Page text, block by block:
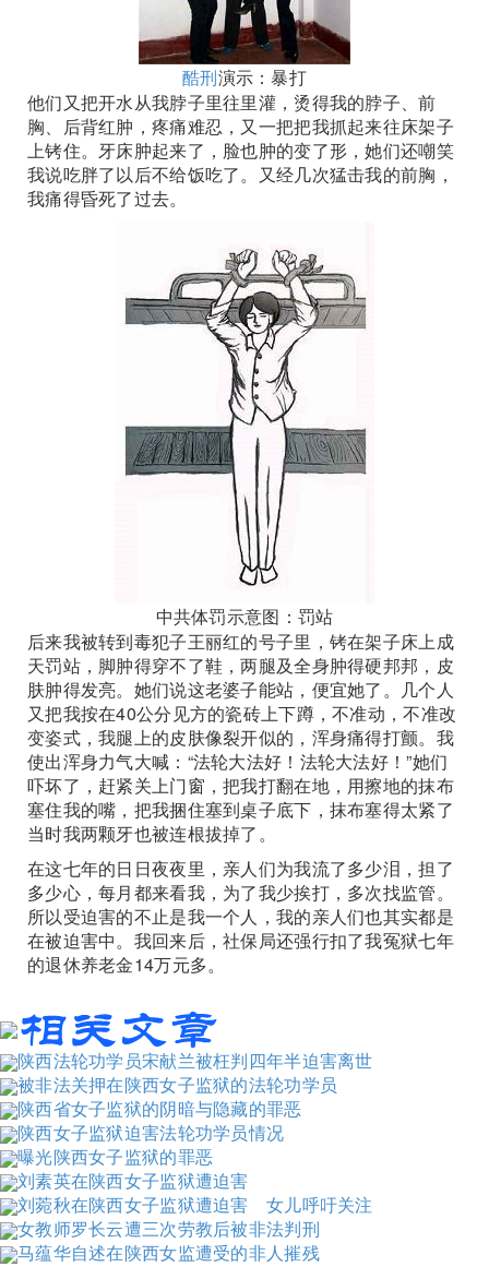
酷刑演示：暴打
他们又把开水从我脖子里往里灌，烫得我的脖子、前
胸、后背红肿，疼痛难忍，又一把把我抓起来往床架子
上铐住。牙床肿起来了，脸也肿的变了形，她们还嘲笑
我说吃胖了以后不给饭吃了。又经几次猛击我的前胸，
我痛得昏死了过去。
中共体罚示意图：罚站
后来我被转到毒犯子王丽红的号子里，铐在架子床上成
天罚站，脚肿得穿不了鞋，两腿及全身肿得硬邦邦，皮
肤肿得发亮。她们说这老婆子能站，便宜她了。几个人
又把我按在40公分见方的瓷砖上下蹲，不准动，不准改
变姿式，我腿上的皮肤像裂开似的，浑身痛得打颤。我
使出浑身力气大喊：“法轮大法好！法轮大法好！”她们
吓坏了，赶紧关上门窗，把我打翻在地，用擦地的抹布
塞住我的嘴，把我捆住塞到桌子底下，抹布塞得太紧了
当时我两颗牙也被连根拔掉了。
在这七年的日日夜夜里，亲人们为我流了多少泪，担了
多少心，每月都来看我，为了我少挨打，多次找监管。
所以受迫害的不止是我一个人，我的亲人们也其实都是
在被迫害中。我回来后，社保局还强行扣了我冤狱七年
的退休养老金14万元多。
陕西法轮功学员宋献兰被枉判四年半迫害离世
被非法关押在陕西女子监狱的法轮功学员
陕西省女子监狱的阴暗与隐藏的罪恶
陕西女子监狱迫害法轮功学员情况
曝光陕西女子监狱的罪恶
刘素英在陕西女子监狱遭迫害
刘菀秋在陕西女子监狱遭迫害 女儿呼吁关注
女教师罗长云遭三次劳教后被非法判刑
马蕴华自述在陕西女监遭受的非人摧残